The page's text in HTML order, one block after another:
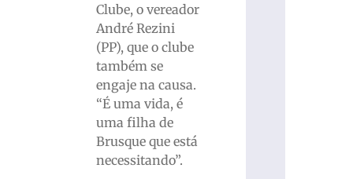
Clube, o vereador
André Rezini
(PP), que o clube
também se
engaje na causa.
“É uma vida, é
uma filha de
Brusque que está
necessitando”.